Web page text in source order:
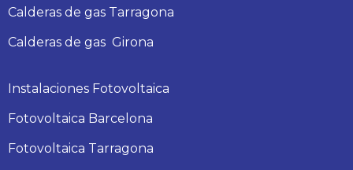
Calderas de gas Tarragona
Calderas de gas Girona
Instalaciones Fotovoltaica
Fotovoltaica Barcelona
Fotovoltaica Tarragona